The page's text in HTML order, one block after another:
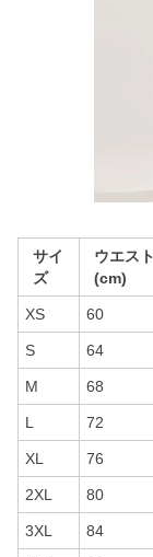
サイ
ズ
ウエスト
(cm)
XS 60
S 64
M 68
L 72
XL 76
2XL 80
3XL 84